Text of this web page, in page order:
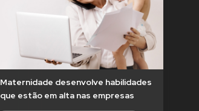
Maternidade desenvolve habilidades
que estão em alta nas empresas